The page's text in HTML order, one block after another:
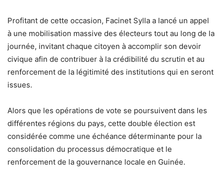
Profitant de cette occasion, Facinet Sylla a lancé un appel
à une mobilisation massive des électeurs tout au long de la
journée, invitant chaque citoyen à accomplir son devoir
civique afin de contribuer à la crédibilité du scrutin et au
renforcement de la légitimité des institutions qui en seront
issues.
Alors que les opérations de vote se poursuivent dans les
différentes régions du pays, cette double élection est
considérée comme une échéance déterminante pour la
consolidation du processus démocratique et le
renforcement de la gouvernance locale en Guinée.